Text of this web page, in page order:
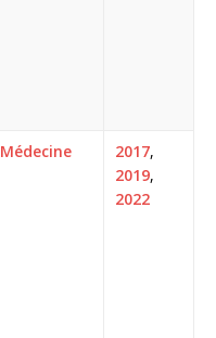
Médecine 2017,
2019,
2022